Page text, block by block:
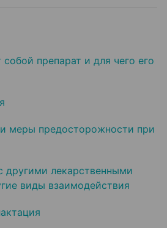
препарат и для чего его
меры предосторожности при
другими лекарственными
виды взаимодействия